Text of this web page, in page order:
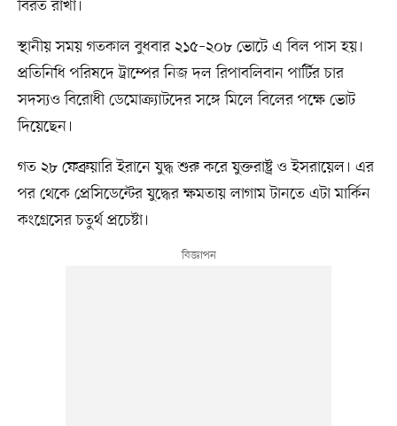
বিরত রাখা।
স্থানীয় সময় গতকাল বুধবার ২১৫–২০৮ ভোটে এ বিল পাস হয়।
প্রতিনিধি পরিষদে ট্রাম্পের নিজ দল রিপাবলিবান পার্টির চার
সদস্যও বিরোধী ডেমোক্র্যাটদের সঙ্গে মিলে বিলের পক্ষে ভোট
দিয়েছেন।
গত ২৮ ফেব্রুয়ারি ইরানে যুদ্ধ শুরু করে যুক্তরাষ্ট্র ও ইসরায়েল। এর
পর থেকে প্রেসিডেন্টের যুদ্ধের ক্ষমতায় লাগাম টানতে এটা মার্কিন
কংগ্রেসের চতুর্থ প্রচেষ্টা।